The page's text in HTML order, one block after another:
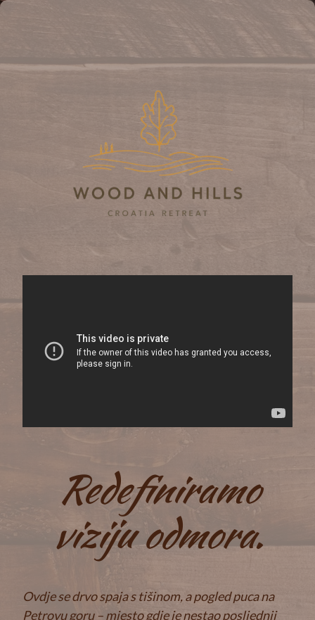
Redefiniramo
viziju odmora.
Ovdje se drvo spaja s tišinom, a pogled puca na
Petrovu goru – mjesto gdje je nestao posljednji